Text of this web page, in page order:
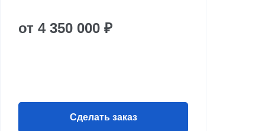
от 4 350 000 ₽
Сделать заказ